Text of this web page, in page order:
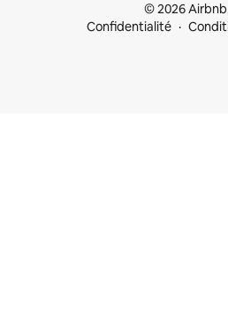
© 2026
Confidentialité